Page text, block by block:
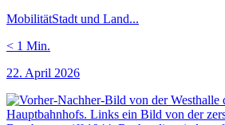
MobilitätStadt und Land...
< 1 Min.
22. April 2026